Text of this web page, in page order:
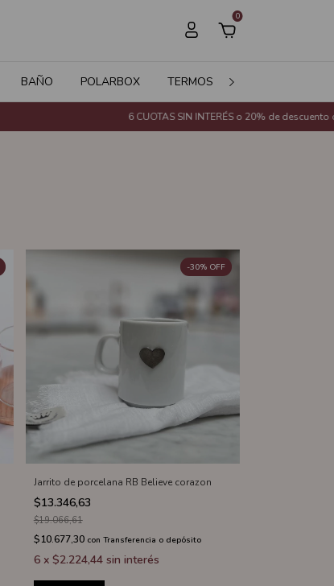
0
BAÑO POLARBOX TERMOS
6 CUOTAS SIN INTERÉS o 20% de descuento con Transferencia
Jarrito de porcelana RB Believe corazon
$13.346,63
-30% OFF
$19.066,61
$10.677,30 con Transferencia o depósito
6 x $2.224,44 sin interés